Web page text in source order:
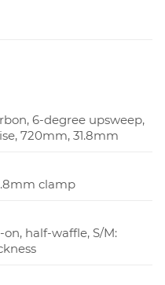
6-degree upsweep,
720mm, 31.8mm
clamp
half-waffle, S/M: